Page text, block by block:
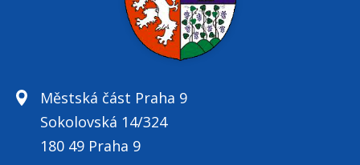
Městská část Praha 9
Sokolovská 14/324
180 49 Praha 9